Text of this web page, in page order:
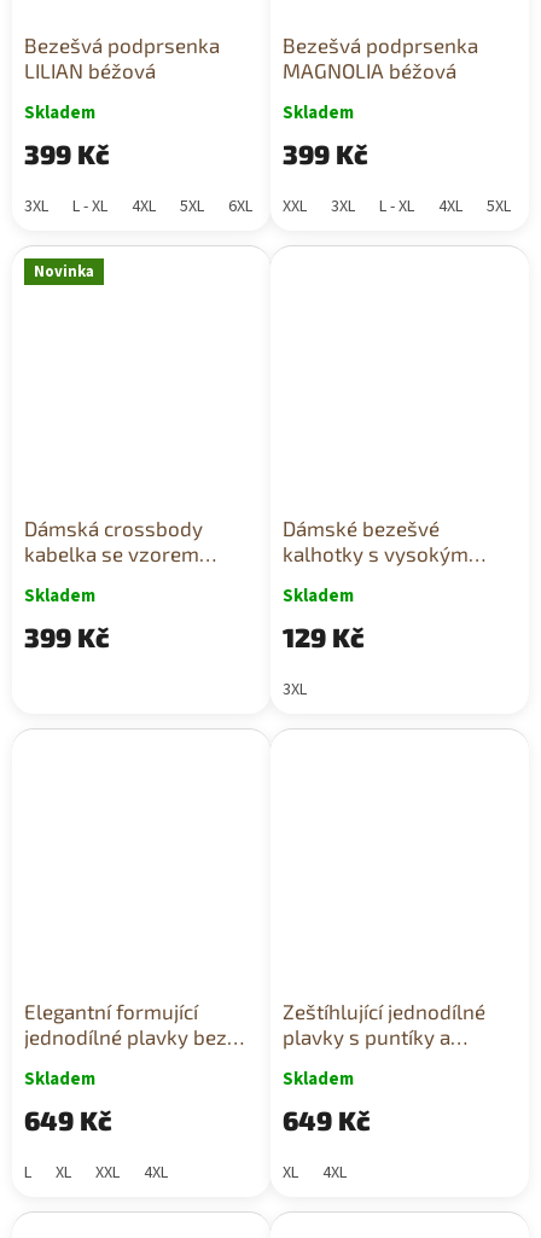
Bezešvá podprsenka
LILIAN béžová
Skladem
399 Kč
3XL L - XL 4XL 5XL 6XL
Bezešvá podprsenka
MAGNOLIA béžová
Skladem
399 Kč
XXL 3XL L - XL 4XL 5XL
Novinka
Dámská crossbody
kabelka se vzorem
Skladem
399 Kč
Dámské bezešvé
kalhotky s vysokým
drobný vzor
Skladem
129 Kč
3XL
Elegantní formující
jednodílné plavky bez
Skladem
649 Kč
L XL XXL 4XL
Zeštíhlující jednodílné
plavky s puntíky a
Skladem
649 Kč
XL 4XL